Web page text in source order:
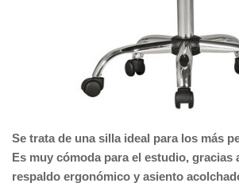
Se trata de una silla ideal para los más
Es muy cómoda para el estudio, gracias
respaldo ergonómico y asiento